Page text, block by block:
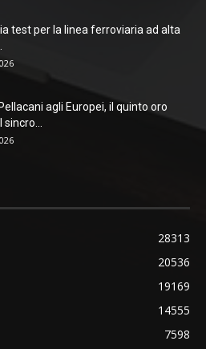
test per la linea ferroviaria ad alta
agli Europei, il quinto oro
28313
20536
19169
14555
7598